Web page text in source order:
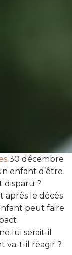
30 décembre
enfant d’être
disparu ?
après le décès
peut faire
lui serait-il
va-t-il réagir ?